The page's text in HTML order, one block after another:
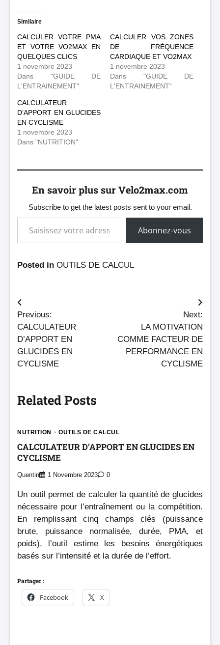
Similaire
CALCULER VOTRE PMA
ET VOTRE VO2MAX EN
QUELQUES CLICS
1 novembre 2023
Dans "GUIDE DE
L'ENTRAINEMENT"
CALCULER VOS ZONES
DE FRÉQUENCE
CARDIAQUE ET VO2MAX
1 novembre 2023
Dans "GUIDE DE
L'ENTRAINEMENT"
CALCULATEUR
D’APPORT EN GLUCIDES
EN CYCLISME
1 novembre 2023
Dans "NUTRITION"
En savoir plus sur Velo2max.com
Subscribe to get the latest posts sent to your email.
Saisissez votre adresse e-mail…
Abonnez-vous
Posted in OUTILS DE CALCUL
Navigation
de
l’article
Previous:
CALCULATEUR
D’APPORT EN
GLUCIDES EN
CYCLISME
Next:
LA MOTIVATION
COMME FACTEUR DE
PERFORMANCE EN
CYCLISME
Related Posts
NUTRITION OUTILS DE CALCUL
CALCULATEUR D’APPORT EN GLUCIDES EN
CYCLISME
Quentin 1 Novembre 2023 0
Un outil permet de calculer la quantité de glucides
nécessaire pour l’entraînement ou la compétition.
En remplissant cinq champs clés (puissance
brute, puissance normalisée, durée, PMA, et
poids), l’outil estime les besoins énergétiques
basés sur l’intensité et la durée de l’effort.
Partager :
Facebook X